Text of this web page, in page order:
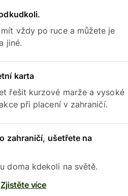
vždy po ruce a můžete je
jiné.
karta
řešit kurzové marže a vysoké
při placení v zahraničí.
zahraničí, ušetřete na
doma kdekoli na světě.
Zjistěte více